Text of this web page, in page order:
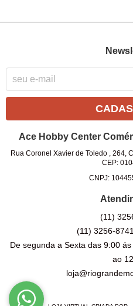
Ace Hobby Center
Rua Coronel Xavier de Toledo , 264,
CEP:
CNPJ:
(11)
(11) 3256-
De segunda a Sexta das 9:00
ao